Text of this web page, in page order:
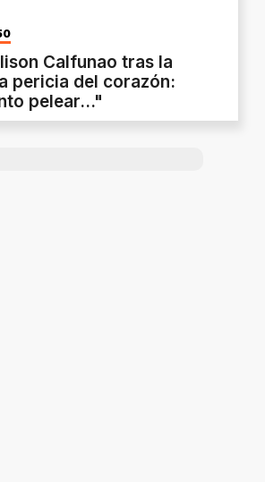
Calfunao tras la
pericia del corazón:
pelear..."